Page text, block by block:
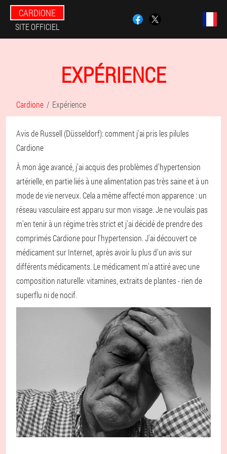
CARDIONE
SITE OFFICIEL
EXPÉRIENCE
Cardione Expérience
Avis de Russell (Düsseldorf): comment j'ai pris les pilules
Cardione
À mon âge avancé, j'ai acquis des problèmes d'hypertension
artérielle, en partie liés à une alimentation pas très saine et à un
mode de vie nerveux. Cela a même affecté mon apparence : un
réseau vasculaire est apparu sur mon visage. Je ne voulais pas
m'en tenir à un régime très strict et j'ai décidé de prendre des
comprimés Cardione pour l'hypertension. J'ai découvert ce
médicament sur Internet, après avoir lu plus d'un avis sur
différents médicaments. Le médicament m'a attiré avec une
composition naturelle: vitamines, extraits de plantes - rien de
superflu ni de nocif.